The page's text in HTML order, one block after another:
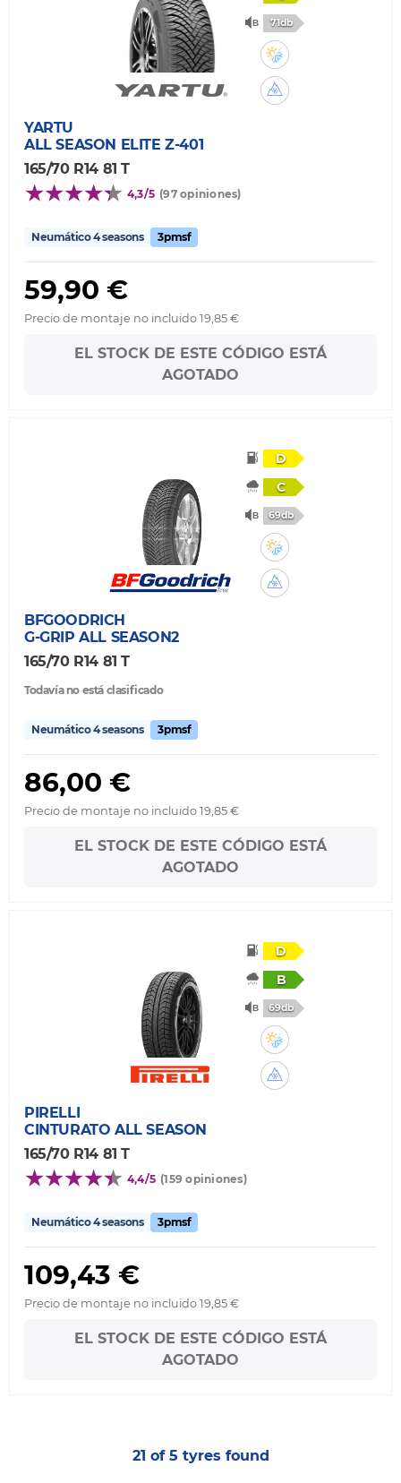
71db
YARTU
ALL SEASON ELITE Z-401
165/70 R14 81 T
4,3/5 (97 opiniones)
Neumático 4 seasons 3pmsf
59,90 €
Precio de montaje no incluido 19,85 €
EL STOCK DE ESTE CÓDIGO ESTÁ
AGOTADO
D
C
69db
BFGOODRICH
G-GRIP ALL SEASON2
165/70 R14 81 T
Todavía no está clasificado
Neumático 4 seasons 3pmsf
86,00 €
Precio de montaje no incluido 19,85 €
EL STOCK DE ESTE CÓDIGO ESTÁ
AGOTADO
D
B
69db
PIRELLI
CINTURATO ALL SEASON
165/70 R14 81 T
4,4/5 (159 opiniones)
Neumático 4 seasons 3pmsf
109,43 €
Precio de montaje no incluido 19,85 €
EL STOCK DE ESTE CÓDIGO ESTÁ
AGOTADO
21 of 5 tyres found